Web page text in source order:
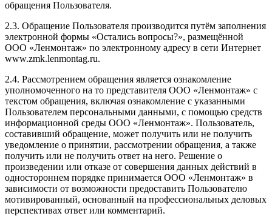
обращения Пользователя.
2.3. Обращение Пользователя производится путём заполнения
электронной формы «Остались вопросы?», размещённой
ООО «Ленмонтаж» по электронному адресу в сети Интернет
www.zmk.lenmontag.ru.
2.4. Рассмотрением обращения является ознакомление
уполномоченного на то представителя ООО «Ленмонтаж» с
текстом обращения, включая ознакомление с указанными
Пользователем персональными данными, с помощью средств
информационной среды ООО «Ленмонтаж». Пользователь,
составивший обращение, может получить или не получить
уведомление о принятии, рассмотрении обращения, а также
получить или не получить ответ на него. Решение о
произведении или отказе от совершения данных действий в
одностороннем порядке принимается ООО «Ленмонтаж» в
зависимости от возможности предоставить Пользователю
мотивированный, основанный на профессиональных деловых
перспективах ответ или комментарий.